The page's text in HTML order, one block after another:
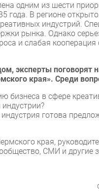
одним из шести
года. В регионе
индустрий.
рынка. Однако
и слабая
эксперты поговорят
края». Среди
бизнеса в сфере
готова
края,
СМИ и другие